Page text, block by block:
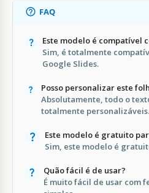
FAQ
Este modelo é compatível
Sim, é totalmente
Google Slides.
Posso personalizar este
Absolutamente, todo o
totalmente personalizáveis.
Este modelo é gratuito
Sim, este modelo é
Quão fácil é de usar?
É muito fácil de usar com